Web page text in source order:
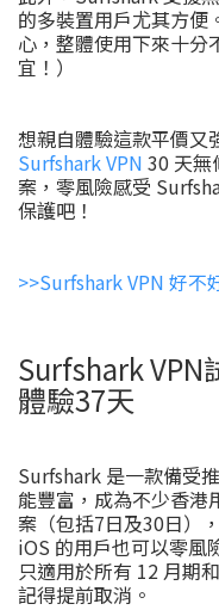
的多裝置用戶尤其方便
心，整體使用下來十分
宜！）
想親自體驗這款平價又
Surfshark VPN 30 天無
案，零風險感受
保護吧！
>>Surfshark VPN 好不
Surfshark VPN
體驗37天
Surfshark 是一款備受
能豐富，成為不少香港
案（包括7日及30日）
iOS 的用戶也可以零風
只適用於所有 12 月期
記得提前取消。